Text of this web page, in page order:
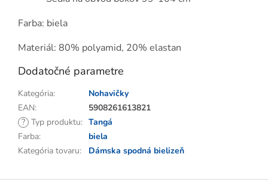
Farba: biela
Materiál: 80% polyamid, 20% elastan
Dodatočné parametre
Kategória:
Nohavičky
EAN:
5908261613821
? Typ produktu: Tangá
Farba:
biela
Kategória tovaru: Dámska spodná bielizeň
Z